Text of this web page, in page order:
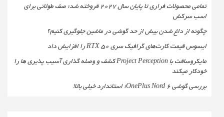
تمامی محصولات فراری تا پایان سال ۲۰۲۷ فروخته شد؛ صف طولانی برای
اسب سرکش
چگونه از داغ شدن بیش از حد گوشی در ماشین جلوگیری کنیم؟
ایسوس قیمت کارت‌های گرافیک سری RTX 50 را افزایش داد
مایکروسافت با Project Perception کشف و وصله گذاری آسیب پذیری ها را
خودکار میکند
بررسی گوشی OnePlus Nord 6؛ استاندارد خیلی بالا!